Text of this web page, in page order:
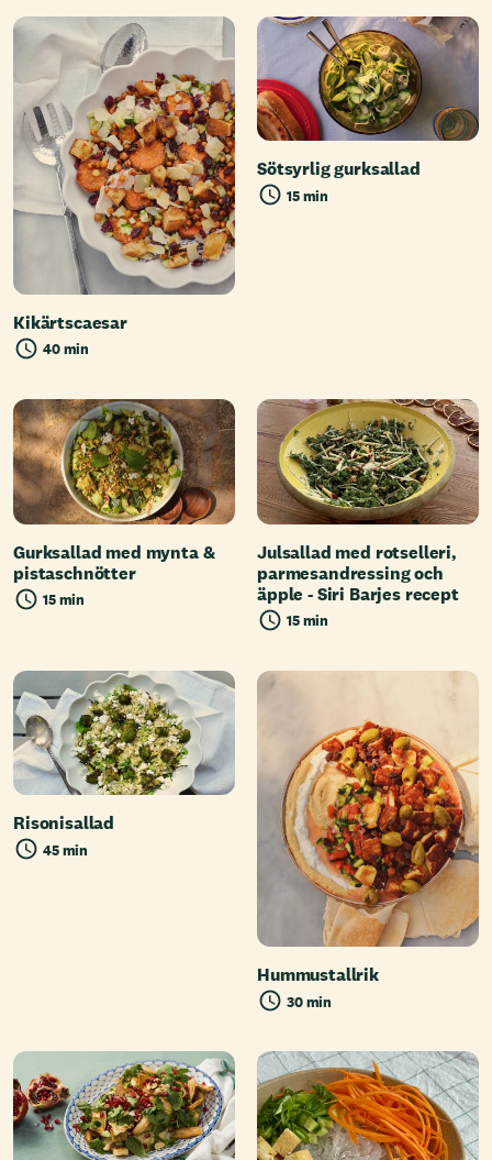
Kikärtscaesar
40 min
Sötsyrlig gurksallad
15 min
Gurksallad med mynta &
pistaschnötter
15 min
Julsallad med rotselleri,
parmesandressing och
äpple - Siri Barjes recept
15 min
Risonisallad
45 min
Hummustallrik
30 min